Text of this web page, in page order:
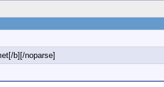
b][/noparse]